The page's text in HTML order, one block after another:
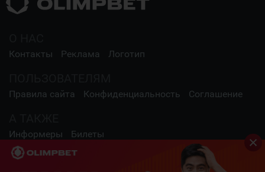
Контакты Реклама Логотип
Правила сайта Конфиденциальность Соглашение
Информеры Билеты
СОЦИАЛЬНЫЕ СЕТИ